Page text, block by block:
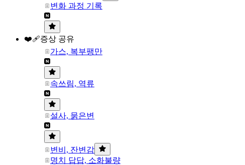
변화 과정 기록
❤️‍🩹증상 공유
가스, 복부팽만
속쓰림, 역류
설사, 묽은변
변비, 잔변감
명치 답답, 소화불량